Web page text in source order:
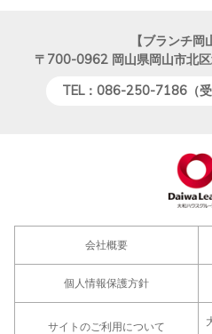
【ブランチ岡
〒700-0962 岡山県岡山市北
TEL：086-250-7186（受
会社概要
個人情報保護方針
サイトのご利用について